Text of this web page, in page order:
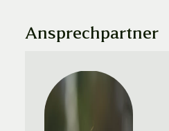
Ansprechpartner